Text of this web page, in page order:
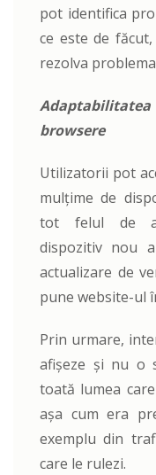
pot identifica
ce este de
rezolva
browsere
Utilizatorii pot
mulțime de
tot felul de
dispozitiv nou
actualizare de
pune website-ul
Prin urmare,
afișeze și nu o
toată lumea
așa cum era
exemplu din
care le rulezi.